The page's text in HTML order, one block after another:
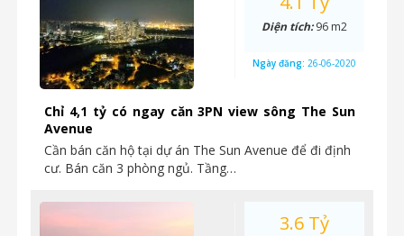
Chỉ 4,1 tỷ có ngay căn 3PN view sông The Sun
Avenue
Cần bán căn hộ tại dự án The Sun Avenue để đi định
cư. Bán căn 3 phòng ngủ. Tầng…
Diện tích:96 m2
Ngày đăng: 26-06-2020
3.6 Tỷ